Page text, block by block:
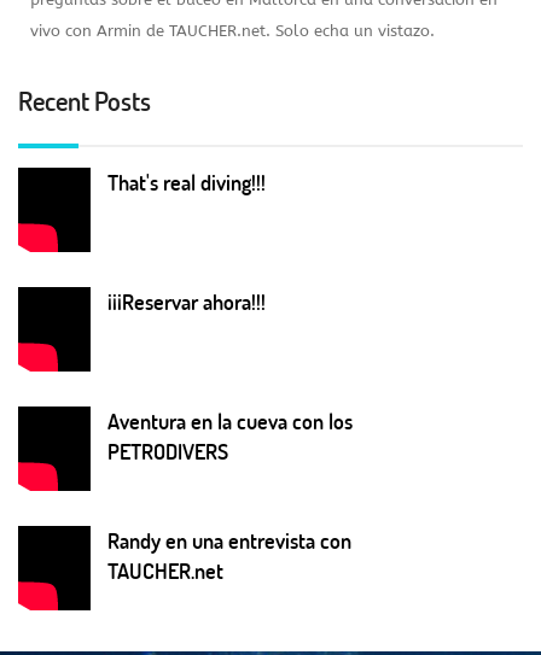
vivo con Armin de TAUCHER.net. Solo echa un vistazo.
Recent Posts
That's real diving!!!
¡¡¡Reservar ahora!!!
Aventura en la cueva con los
PETRODIVERS
Randy en una entrevista con
TAUCHER.net